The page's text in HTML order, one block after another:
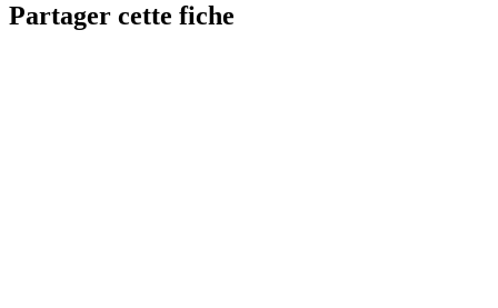
Partager cette fiche